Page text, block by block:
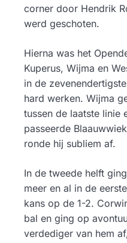
corner door Hendrik
werd geschoten.
Hierna was het
Kuperus, Wijma en
in de
hard werken. Wijma
tussen de laatste linie
passeerde
ronde hij subliem af.
In de tweede helft
meer en al in de
kans op de 1-2.
bal en ging op
verdediger van hem